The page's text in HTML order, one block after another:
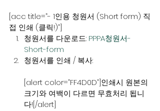
[acc title=”- 1인용 청원서 (Short form) 직
접 인쇄 (클릭!)”]
청원서를 다운로드: PPPA청원서-
Short-form
청원서를 인쇄 / 복사:
[alert color=”FF4D0D”]인쇄시 원본의
크기와 여백이 다르면 무효처리 됩니
다![/alert]